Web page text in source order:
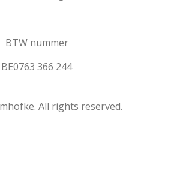
BTW nummer
BE0763 366 244
All rights reserved.